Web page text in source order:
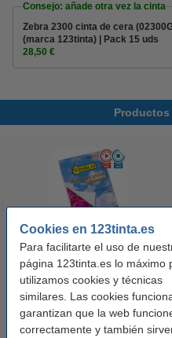
Cookies en 123tinta.es
Para facilitarte el uso de
página 123tinta.es lo máximo
utilizamos cookies y técnicas
similares. Las cookies
garantizan que la web
correctamente y también
Consejo: añade otra vez la cinta
Zebra 2300 cinta de cera
(marca 123tinta) | Pack 15 uds
28,50 €
123tinta Papel fotográfico
Premium Glossy brillo alto | 10 x
15 cm | 260g | 100 hojas
10,50 € Incl. 21% IVA